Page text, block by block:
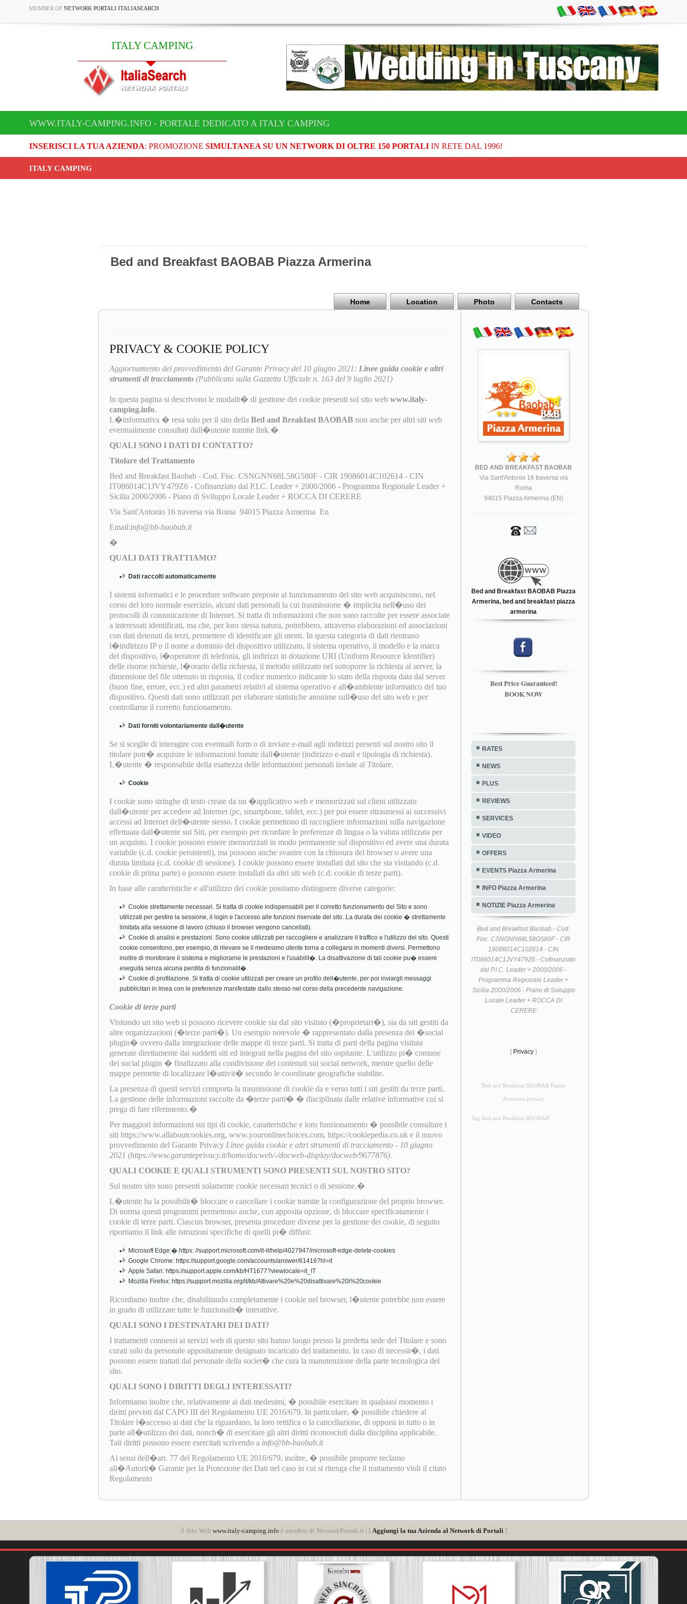
MEMBER OF NETWORK PORTALI ITALIASEARCH
ITALY CAMPING
WWW.ITALY-CAMPING.INFO - PORTALE DEDICATO A ITALY CAMPING
INSERISCI LA TUA AZIENDA: PROMOZIONE SIMULTANEA SU UN NETWORK DI OLTRE 150 PORTALIIN RETE DAL 1996!
ITALY CAMPING
Bed and Breakfast BAOBAB Piazza Armerina
Home Location Photo Contacts
PRIVACY & COOKIE POLICY
Aggiornamento del provvedimento del Garante Privacy del 10 giugno 2021: Linee guida cookie e altri
strumenti di tracciamento (Pubblicato sulla Gazzetta Ufficiale n. 163 del 9 luglio 2021)
In questa pagina si descrivono le modalit� di gestione dei cookie presenti sul sito web www.italy-
camping.info.
L�informativa � resa solo per il sito della Bed and Breakfast BAOBAB non anche per altri siti web
eventualmente consultati dall�utente tramite link.�
QUALI SONO I DATI DI CONTATTO?
Titolare del Trattamento
Bed and Breakfast Baobab - Cod. Fisc. CSNGNN68L58G580F - CIR 19086014C102614 - CIN
IT086014C1JVY479Z6 - Cofinanziato dal P.I.C. Leader + 2000/2006 - Programma Regionale Leader +
Sicilia 2000/2006 - Piano di Sviluppo Locale Leader + ROCCA DI CERERE
Via Sant'Antonio 16 traversa via Roma 94015 Piazza Armerina En
Email:info@bb-baobab.it
�
QUALI DATI TRATTIAMO?
Dati raccolti automaticamente
I sistemi informatici e le procedure software preposte al funzionamento del sito web acquisiscono, nel
corso del loro normale esercizio, alcuni dati personali la cui trasmissione � implicita nell�uso dei
protocolli di comunicazione di Internet. Si tratta di informazioni che non sono raccolte per essere associate
a interessati identificati, ma che, per loro stessa natura, potrebbero, attraverso elaborazioni ed associazioni
con dati detenuti da terzi, permettere di identificare gli utenti. In questa categoria di dati rientrano
l�indirizzo IP o il nome a dominio del dispositivo utilizzato, il sistema operativo, il modello e la marca
del dispositivo, l�operatore di telefonia, gli indirizzi in dotazione URI (Uniform Resource Identifier)
delle risorse richieste, l�orario della richiesta, il metodo utilizzato nel sottoporre la richiesta al server, la
dimensione del file ottenuto in risposta, il codice numerico indicante lo stato della risposta data dal server
(buon fine, errore, ecc.) ed altri parametri relativi al sistema operativo e all�ambiente informatico del tuo
dispositivo. Questi dati sono utilizzati per elaborare statistiche anonime sull�uso del sito web e per
controllarne il corretto funzionamento.
Dati forniti volontariamente dall�utente
Se si sceglie di interagire con eventuali form o di inviare e-mail agli indirizzi presenti sul nostro sito il
titolare potr� acquisire le informazioni fornite dall�utente (indirizzo e-mail e tipologia di richiesta).
L�utente � responsabile della esattezza delle informazioni personali inviate al Titolare.
Cookie
I cookie sono stringhe di testo create da un �applicativo web e memorizzati sul client utilizzato
dall�utente per accedere ad Internet (pc, smartphone, tablet, ecc.) per poi essere ritrasmessi ai successivi
accessi ad Internet dell�utente stesso. I cookie permettono di raccogliere informazioni sulla navigazione
effettuata dall�utente sui Siti, per esempio per ricordare le preferenze di lingua o la valuta utilizzata per
un acquisto. I cookie possono essere memorizzati in modo permanente sul dispositivo ed avere una durata
variabile (c.d. cookie persistenti), ma possono anche svanire con la chiusura del browser o avere una
durata limitata (c.d. cookie di sessione). I cookie possono essere installati dal sito che sta visitando (c.d.
cookie di prima parte) o possono essere installati da altri siti web (c.d. cookie di terze parti).
In base alle caratteristiche e all'utilizzo dei cookie possiamo distinguere diverse categorie:
Cookie strettamente necessari. Si tratta di cookie indispensabili per il corretto funzionamento del Sito e sono
utilizzati per gestire la sessione, il login e l'accesso alle funzioni riservate del sito. La durata dei cookie � strettamente
limitata alla sessione di lavoro (chiuso il browser vengono cancellati).
Cookie di analisi e prestazioni. Sono cookie utilizzati per raccogliere e analizzare il traffico e l'utilizzo del sito. Questi
cookie consentono, per esempio, di rilevare se il medesimo utente torna a collegarsi in momenti diversi. Permettono
inoltre di monitorare il sistema e migliorarne le prestazioni e l'usabilit�. La disattivazione di tali cookie pu� essere
eseguita senza alcuna perdita di funzionalit�.
Cookie di profilazione. Si tratta di cookie utilizzati per creare un profilo dell�utente, per poi inviargli messaggi
pubblicitari in linea con le preferenze manifestate dallo stesso nel corso della precedente navigazione.
Cookie di terze parti
Visitando un sito web si possono ricevere cookie sia dal sito visitato (�proprietari�), sia da siti gestiti da
altre organizzazioni (�terze parti�). Un esempio notevole � rappresentato dalla presenza dei �social
plugin� ovvero dalla integrazione delle mappe di terze parti. Si tratta di parti della pagina visitata
generate direttamente dai suddetti siti ed integrati nella pagina del sito ospitante. L'utilizzo pi� comune
dei social plugin � finalizzato alla condivisione dei contenuti sui social network, mentre quello delle
mappe permette di localizzare l�attivit� secondo le coordinate geografiche stabilite.
La presenza di questi servizi comporta la trasmissione di cookie da e verso tutti i siti gestiti da terze parti.
La gestione delle informazioni raccolte da �terze parti� � disciplinata dalle relative informative cui si
prega di fare riferimento.�
Per maggiori informazioni sui tipi di cookie, caratteristiche e loro funzionamento � possibile consultare i
siti https://www.allaboutcookies.org, www.youronlinechoices.com, https://cookiepedia.co.uk e il nuovo
provvedimento del Garante Privacy Linee guida cookie e altri strumenti di tracciamento - 10 giugno
2021 (https://www.garanteprivacy.it/home/docweb/-/docweb-display/docweb/9677876).
QUALI COOKIE E QUALI STRUMENTI SONO PRESENTI SUL NOSTRO SITO?
Sul nostro sito sono presenti solamente cookie necessari tecnici o di sessione.�
L�utente ha la possibilit� bloccare o cancellare i cookie tramite la configurazione del proprio browser.
Di norma questi programmi permettono anche, con apposita opzione, di bloccare specificatamente i
cookie di terze parti. Ciascun browser, presenta procedure diverse per la gestione dei cookie, di seguito
riportiamo il link alle istruzioni specifiche di quelli pi� diffusi:
Microsoft Edge:� https: //support.microsoft.com/it-it/help/4027947/microsoft-edge-delete-cookies
Google Chrome: https://support.google.com/accounts/answer/61416?hl=it
Apple Safari: https://support.apple.com/kb/HT1677?viewlocale=it_IT
Mozilla Firefox: https://support.mozilla.org/it/kb/Attivare%20e%20disattivare%20i%20cookie
Ricordiamo inoltre che, disabilitando completamente i cookie nel browser, l�utente potrebbe non essere
in grado di utilizzare tutte le funzionalit� interattive.
QUALI SONO I DESTINATARI DEI DATI?
I trattamenti connessi ai servizi web di questo sito hanno luogo presso la predetta sede del Titolare e sono
curati solo da personale appositamente designato incaricato del trattamento. In caso di necessit�, i dati
possono essere trattati dal personale della societ� che cura la manutenzione della parte tecnologica del
sito.
QUALI SONO I DIRITTI DEGLI INTERESSATI?
Informiamo inoltre che, relativamente ai dati medesimi, � possibile esercitare in qualsiasi momento i
diritti previsti dal CAPO III del Regolamento UE 2016/679. In particolare, � possibile chiedere al
Titolare l�accesso ai dati che la riguardano, la loro rettifica o la cancellazione, di opporsi in tutto o in
parte all�utilizzo dei dati, nonch� di esercitare gli altri diritti riconosciuti dalla disciplina applicabile.
Tali diritti possono essere esercitati scrivendo a info@bb-baobab.it
Ai sensi dell�art. 77 del Regolamento UE 2016/679, inoltre, � possibile proporre reclamo
all�Autorit� Garante per la Protezione dei Dati nel caso in cui si ritenga che il trattamento violi il citato
Regolamento
BED AND BREAKFAST BAOBAB
Via Sant'Antonio 16 traversa via
Roma
94015 Piazza Armerina (EN)
Bed and Breakfast BAOBAB Piazza
Armerina, bed and breakfast piazza
armerina
Best Price Guaranteed!
BOOK NOW
RATES
NEWS
PLUS
REVIEWS
SERVICES
VIDEO
OFFERS
EVENTS Piazza Armerina
INFO Piazza Armerina
NOTIZIE Piazza Armerina
Bed and Breakfast Baobab - Cod.
Fisc. CSNGNN68L58G580F - CIR
19086014C102614 - CIN
IT086014C1JVY479Z6 - Cofinanziato
dal P.I.C. Leader + 2000/2006 -
Programma Regionale Leader +
Sicilia 2000/2006 - Piano di Sviluppo
Locale Leader + ROCCA DI
CERERE
[ Privacy ]
Bed and Breakfast BAOBAB Piazza
Armerina privacy
Tag Bed and Breakfast BAOBAB
il Sito Web www.italy-camping.info è membro di NetworkPortali.it | [ Aggiungi la tua Azienda al Network di Portali ]